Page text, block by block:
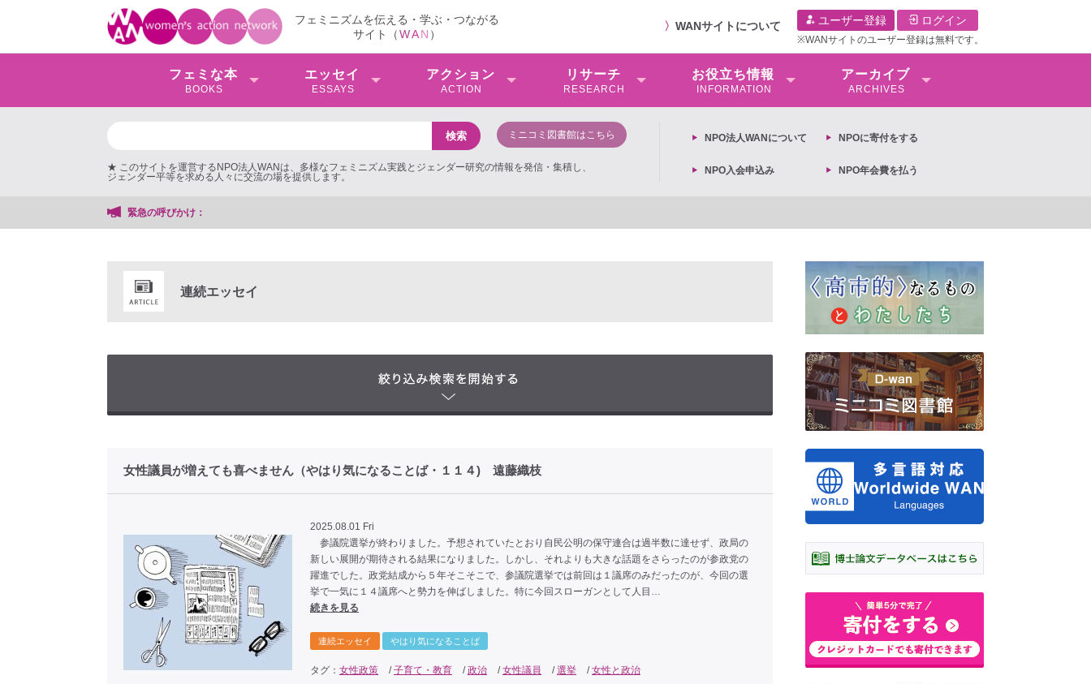
フェミニズムを伝える・学ぶ・つながる
サイト（WAN ）
〉 WANサイトについて ユーザー登録 ログイン
※WANサイトのユーザー登録は無料です。
フェミな本
BOOKS
エッセイ
ESSAYS
アクション
ACTION
リサーチ
RESEARCH
お役⽴ち情報
INFORMATION
アーカイブ
ARCHIVES
ミニコミ図書館はこちら
★ このサイトを運営するNPO法人WANは、多様なフェミニズム実践とジェンダー研究の情報を発信・集積し、
ジェンダー平等を求める人々に交流の場を提供します。
NPO法⼈WANについて NPOに寄付をする
NPO入会申込み NPO年会費を払う
緊急の呼びかけ：
連続エッセイ
女性議員が増えても喜べません（やはり気になることば・１１４) 遠藤織枝
2025.08.01 Fri
参議院選挙が終わりました。予想されていたとおり自民公明の保守連合は過半数に達せず、政局の
新しい展開が期待される結果になりました。しかし、それよりも大きな話題をさらったのが参政党の
躍進でした。政党結成から５年そこそこで、参議院選挙では前回は１議席のみだったのが、今回の選
挙で一気に１４議席へと勢力を伸ばしました。特に今回スローガンとして人目…
続きを見る
連続エッセイ やはり気になることば
タグ： 女性政策 /子育て・教育 /政治 /女性議員 /選挙 /女性と政治